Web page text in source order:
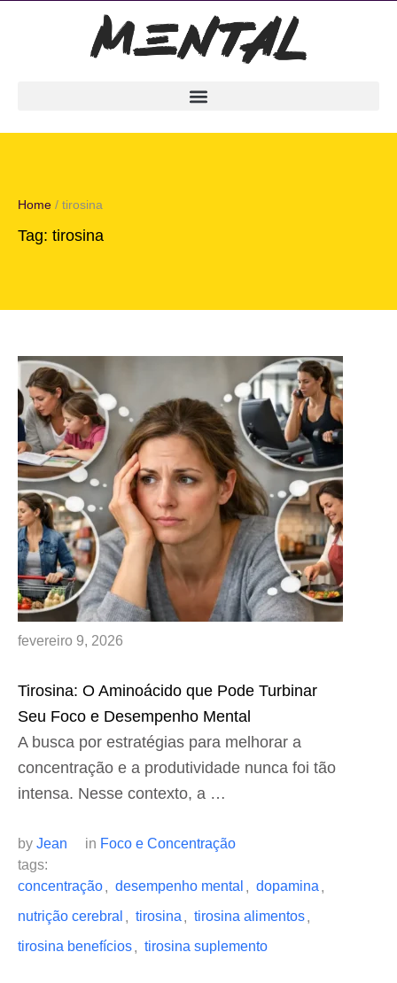
Home / tirosina
Tag: tirosina
fevereiro 9, 2026
Tirosina: O Aminoácido que Pode Turbinar
Seu Foco e Desempenho Mental
A busca por estratégias para melhorar a
concentração e a produtividade nunca foi tão
intensa. Nesse contexto, a …
by Jean in Foco e Concentração
tags:
concentração, desempenho mental , dopamina ,
nutrição cerebral , tirosina , tirosina alimentos,
tirosina benefícios, tirosina suplemento